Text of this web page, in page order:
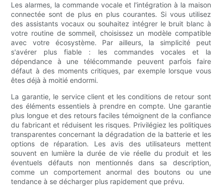
Les alarmes, la commande vocale et l'intégration à la maison
connectée sont de plus en plus courantes. Si vous utilisez
des assistants vocaux ou souhaitez intégrer le bruit blanc à
votre routine de sommeil, choisissez un modèle compatible
avec votre écosystème. Par ailleurs, la simplicité peut
s'avérer plus fiable : les commandes vocales et la
dépendance à une télécommande peuvent parfois faire
défaut à des moments critiques, par exemple lorsque vous
êtes déjà à moitié endormi.
La garantie, le service client et les conditions de retour sont
des éléments essentiels à prendre en compte. Une garantie
plus longue et des retours faciles témoignent de la confiance
du fabricant et réduisent les risques. Privilégiez les politiques
transparentes concernant la dégradation de la batterie et les
options de réparation. Les avis des utilisateurs mettent
souvent en lumière la durée de vie réelle du produit et les
éventuels défauts non mentionnés dans sa description,
comme un comportement anormal des boutons ou une
tendance à se décharger plus rapidement que prévu.